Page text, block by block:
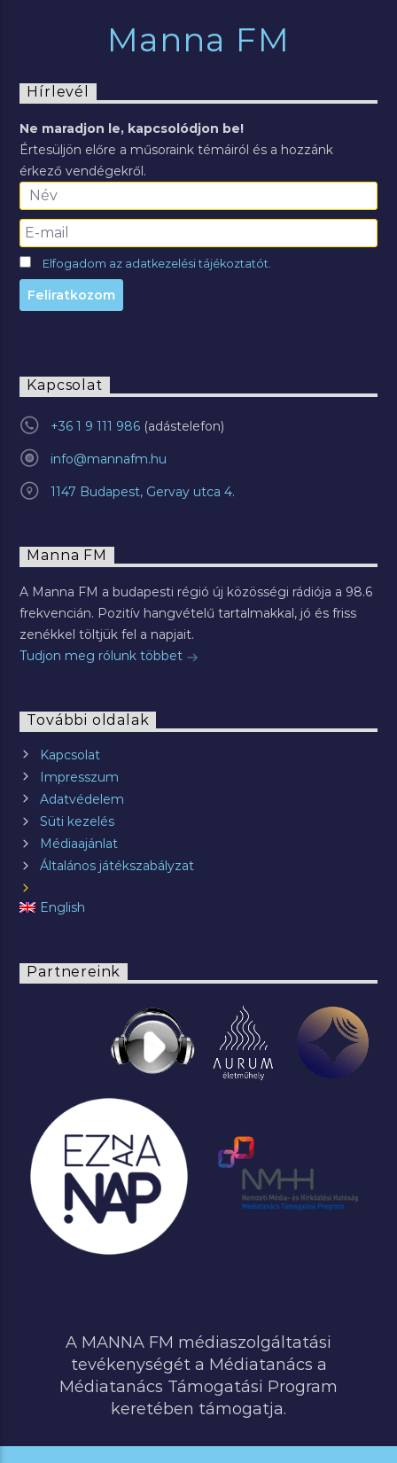
Manna FM
Hírlevél
Ne maradjon le, kapcsolódjon be!
Értesüljön előre a műsoraink témáiról és a hozzánk
érkező vendégekről.
Elfogadom az adatkezelési tájékoztatót.
Kapcsolat
+36 1 9 111 986
info@mannafm.hu
1147 Budapest, Gervay utca 4.
Manna FM
A Manna FM a budapesti régió új közösségi rádiója a 98.6
frekvencián. Pozitív hangvételű tartalmakkal, jó és friss
zenékkel töltjük fel a napjait.
Tudjon meg rólunk többet
További oldalak
Kapcsolat
Impresszum
Adatvédelem
Süti kezelés
Médiaajánlat
Általános játékszabályzat
English
Partnereink
A MANNA FM médiaszolgáltatási
tevékenységét a Médiatanács a
Médiatanács Támogatási Program
keretében támogatja.